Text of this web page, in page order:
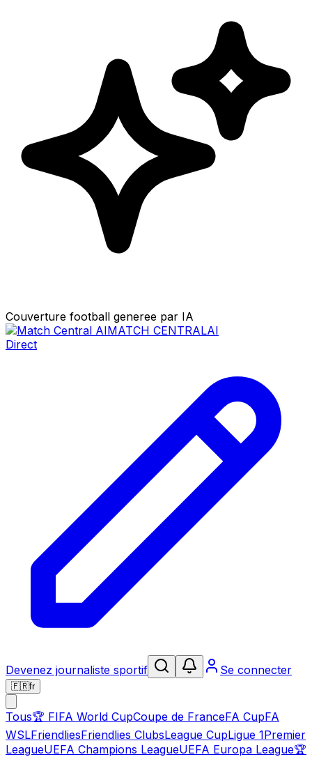
Couverture football generee par IA
MATCH CENTRALAI
Direct
Devenez journaliste sportif Se connecter
🇫🇷fr
Tous🏆 FIFA World CupCoupe de FranceFA CupFA
WSLFriendliesFriendlies ClubsLeague CupLigue 1Premier
LeagueUEFA Champions LeagueUEFA Europa League🏆